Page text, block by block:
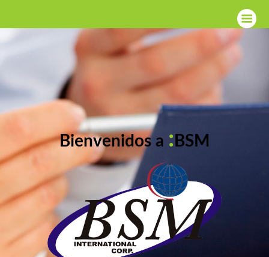
Bienvenidos a : BSM